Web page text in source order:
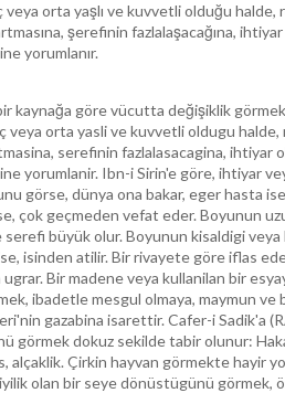
orta yaşlı ve kuvvetli olduğu
şerefinin fazlalaşacağına,
yorumlanır.
kaynağa göre vücutta değişiklik
veya orta yasli ve kuvvetli oldugu
serefinin fazlalasacagina, ihtiyar
yorumlanir. Ibn-i Sirin'e göre, ihtiyar
görse, dünya ona bakar, eger hasta
çok geçmeden vefat eder. Boyunun
büyük olur. Boyunun kisaldigi
isinden atilir. Bir rivayete göre iflas
Bir madene veya kullanilan bir
ibadetle mesgul olmaya, maymun
gazabina isarettir. Cafer-i Sadik'a
görmek dokuz sekilde tabir olunur:
alçaklik. Çirkin hayvan görmekte hayir
olan bir seye dönüstügünü görmek,